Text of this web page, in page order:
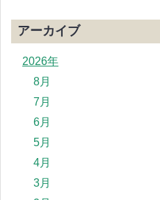
アーカイブ
2026年
8月
7月
6月
5月
4月
3月